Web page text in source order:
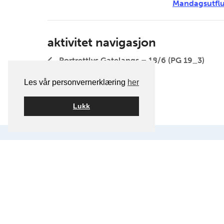
Les vår personvernerklæring her
Lukk
aktivitet navigasjon
Portrettlys Gatelangs – 18/6 (PG 19_3)